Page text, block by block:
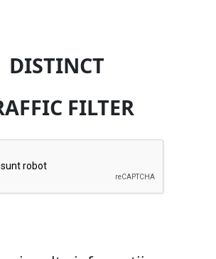
DISTINCT
FILTER